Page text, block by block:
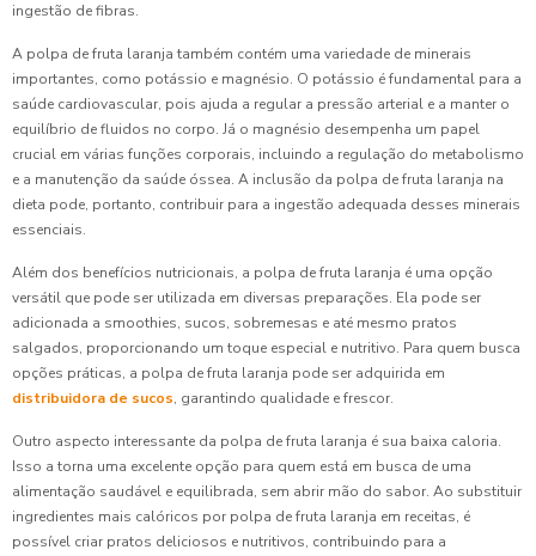
ingestão de fibras.
A polpa de fruta laranja também contém uma variedade de minerais
importantes, como potássio e magnésio. O potássio é fundamental para a
saúde cardiovascular, pois ajuda a regular a pressão arterial e a manter o
equilíbrio de fluidos no corpo. Já o magnésio desempenha um papel
crucial em várias funções corporais, incluindo a regulação do metabolismo
e a manutenção da saúde óssea. A inclusão da polpa de fruta laranja na
dieta pode, portanto, contribuir para a ingestão adequada desses minerais
essenciais.
Além dos benefícios nutricionais, a polpa de fruta laranja é uma opção
versátil que pode ser utilizada em diversas preparações. Ela pode ser
adicionada a smoothies, sucos, sobremesas e até mesmo pratos
salgados, proporcionando um toque especial e nutritivo. Para quem busca
opções práticas, a polpa de fruta laranja pode ser adquirida em
distribuidora de sucos, garantindo qualidade e frescor.
Outro aspecto interessante da polpa de fruta laranja é sua baixa caloria.
Isso a torna uma excelente opção para quem está em busca de uma
alimentação saudável e equilibrada, sem abrir mão do sabor. Ao substituir
ingredientes mais calóricos por polpa de fruta laranja em receitas, é
possível criar pratos deliciosos e nutritivos, contribuindo para a